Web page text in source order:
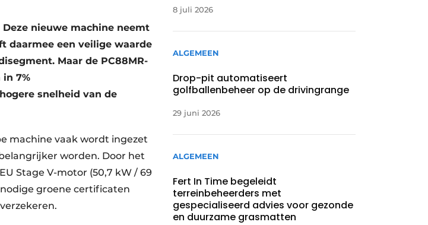
Deze nieuwe machine neemt
daarmee een veilige waarde
Maar de PC88MR-
7%
snelheid van de
machine vaak wordt ingezet
worden. Door het
Stage V-motor (50,7 kW / 69
groene certificaten
8 juli 2026
ALGEMEEN
Drop-pit automatiseert
golfballenbeheer op de drivingrange
29 juni 2026
ALGEMEEN
Fert In Time begeleidt
terreinbeheerders met
gespecialiseerd advies voor gezonde
en duurzame grasmatten